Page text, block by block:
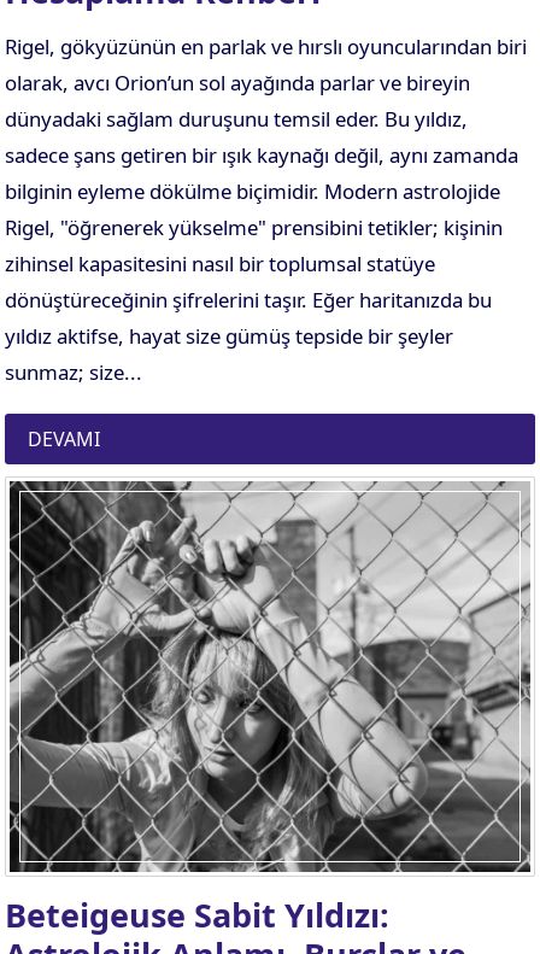
Rigel, gökyüzünün en parlak ve hırslı oyuncularından biri
olarak, avcı Orion’un sol ayağında parlar ve bireyin
dünyadaki sağlam duruşunu temsil eder. Bu yıldız,
sadece şans getiren bir ışık kaynağı değil, aynı zamanda
bilginin eyleme dökülme biçimidir. Modern astrolojide
Rigel, "öğrenerek yükselme" prensibini tetikler; kişinin
zihinsel kapasitesini nasıl bir toplumsal statüye
dönüştüreceğinin şifrelerini taşır. Eğer haritanızda bu
yıldız aktifse, hayat size gümüş tepside bir şeyler
sunmaz; size...
DEVAMI
Beteigeuse Sabit Yıldızı: